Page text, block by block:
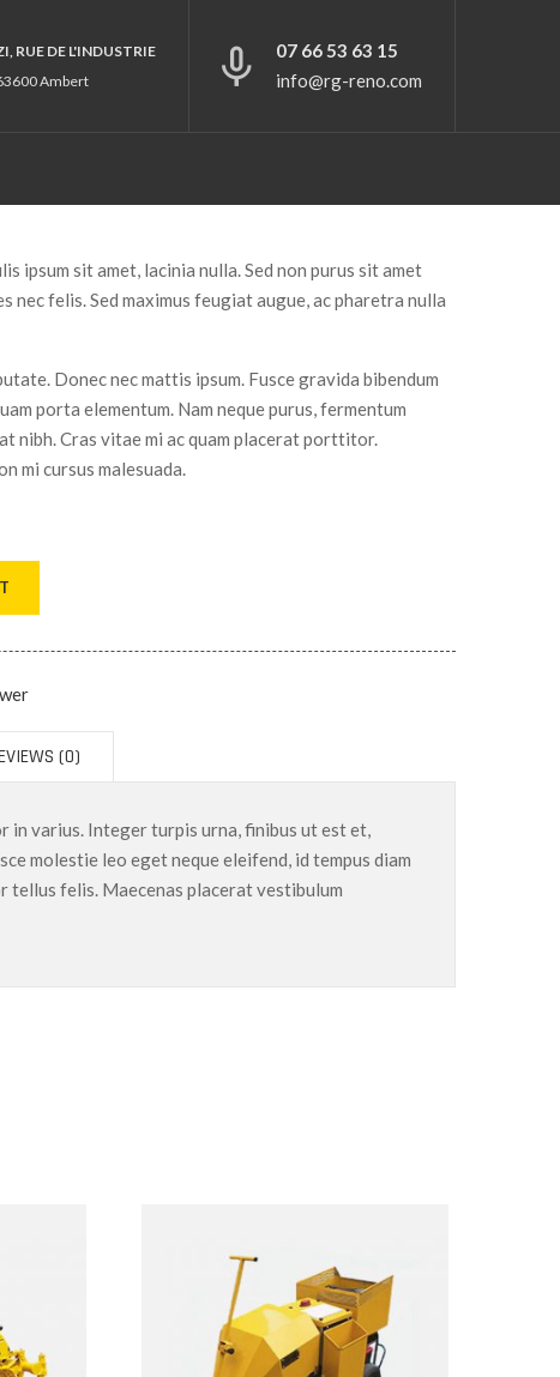
RUE DE L'INDUSTRIE
Ambert
07 66 53 63 15
info@rg-reno.com
ipsum sit amet, lacinia nulla. Sed non purus sit amet
nec felis. Sed maximus feugiat augue, ac pharetra nulla
Donec nec mattis ipsum. Fusce gravida bibendum
porta elementum. Nam neque purus, fermentum
nibh. Cras vitae mi ac quam placerat porttitor.
mi cursus malesuada.
(0)
in varius. Integer turpis urna, finibus ut est et,
molestie leo eget neque eleifend, id tempus diam
tellus felis. Maecenas placerat vestibulum